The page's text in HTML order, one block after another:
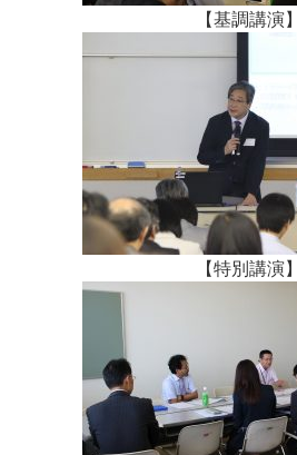
【基調講演】
【特別講演】